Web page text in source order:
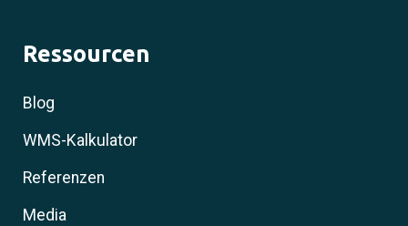
Ressourcen
Blog
WMS-Kalkulator
Referenzen
Media